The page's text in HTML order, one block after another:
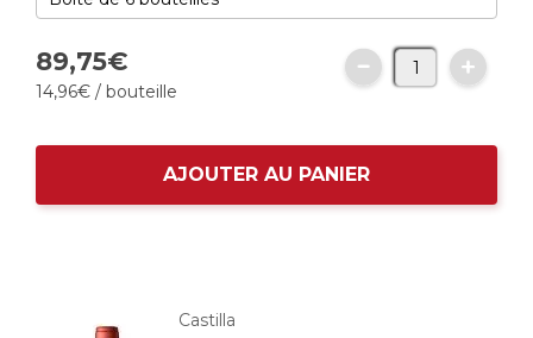
89,75€
14,96€ / bouteille
AJOUTER AU PANIER
Castilla